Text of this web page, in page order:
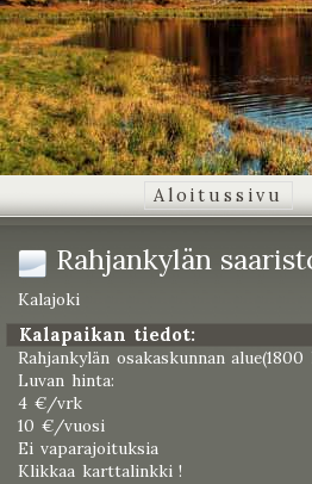
Aloitussivu
Rahjankylän
Kalajoki
Kalapaikan tiedot:
Rahjankylän osakaskunnan alue(1800
Luvan hinta:
4 €/vrk
10 €/vuosi
Ei vaparajoituksia
Klikkaa karttalinkki !